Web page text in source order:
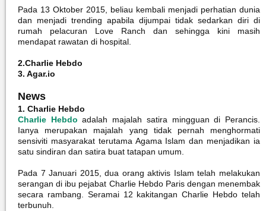
Pada 13 Oktober 2015, beliau kembali menjadi perhatian dunia
dan menjadi trending apabila dijumpai tidak sedarkan diri di
rumah pelacuran Love Ranch dan sehingga kini masih
mendapat rawatan di hospital.
2.Charlie Hebdo
3. Agar.io
News
1. Charlie Hebdo
Charlie Hebdo adalah majalah satira mingguan di Perancis.
Ianya merupakan majalah yang tidak pernah menghormati
sensiviti masyarakat terutama Agama Islam dan menjadikan ia
satu sindiran dan satira buat tatapan umum.
Pada 7 Januari 2015, dua orang aktivis Islam telah melakukan
serangan di ibu pejabat Charlie Hebdo Paris dengan menembak
secara rambang. Seramai 12 kakitangan Charlie Hebdo telah
terbunuh.